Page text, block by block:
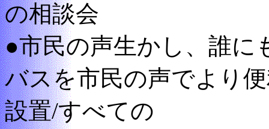
の相談会
●市民の声生かし、誰に
バスを市民の声でより
設置/すべての